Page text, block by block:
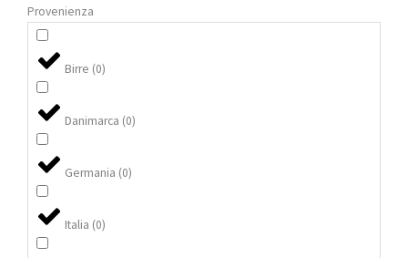
Provenienza
Birre (0)
Danimarca (0)
Germania (0)
Italia (0)